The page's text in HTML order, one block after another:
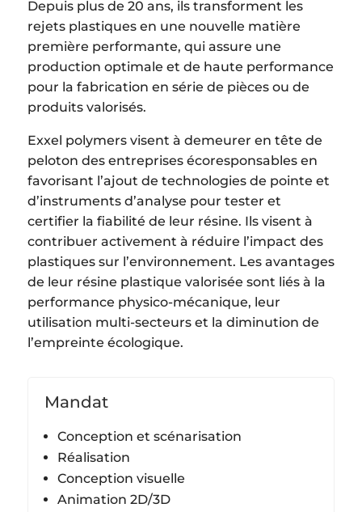
Depuis plus de 20 ans, ils transforment les
rejets plastiques en une nouvelle matière
première performante, qui assure une
production optimale et de haute performance
pour la fabrication en série de pièces ou de
produits valorisés.
Exxel polymers visent à demeurer en tête de
peloton des entreprises écoresponsables en
favorisant l’ajout de technologies de pointe et
d’instruments d’analyse pour tester et
certifier la fiabilité de leur résine. Ils visent à
contribuer activement à réduire l’impact des
plastiques sur l’environnement. Les avantages
de leur résine plastique valorisée sont liés à la
performance physico-mécanique, leur
utilisation multi-secteurs et la diminution de
l’empreinte écologique.
Mandat
Conception et scénarisation
Réalisation
Conception visuelle
Animation 2D/3D